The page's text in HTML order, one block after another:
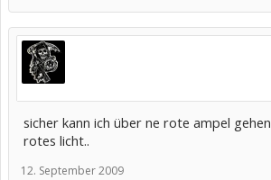
sicher kann ich über ne rote ampel gehen
rotes licht..
12. September 2009